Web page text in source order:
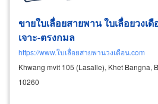
ขายใบเลื่อยสายพาน ใบเลื่อยวงเ
เจาะ-ตรงกมล
https://www.ใบเลื่อยสายพานวงเดือน.com
Khwang mvit 105 (Lasalle), Khet Bangna,
10260